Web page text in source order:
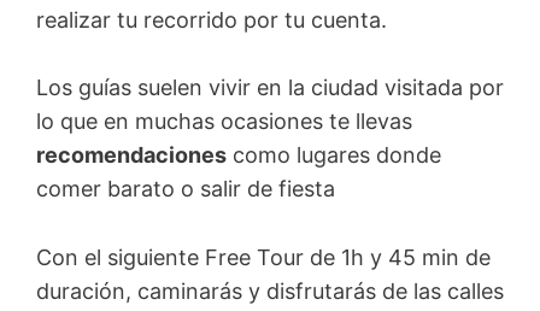
realizar tu recorrido por tu cuenta.
Los guías suelen vivir en la ciudad visitada por
lo que en muchas ocasiones te llevas
recomendaciones como lugares donde
comer barato o salir de fiesta
Con el siguiente Free Tour de 1h y 45 min de
duración, caminarás y disfrutarás de las calles